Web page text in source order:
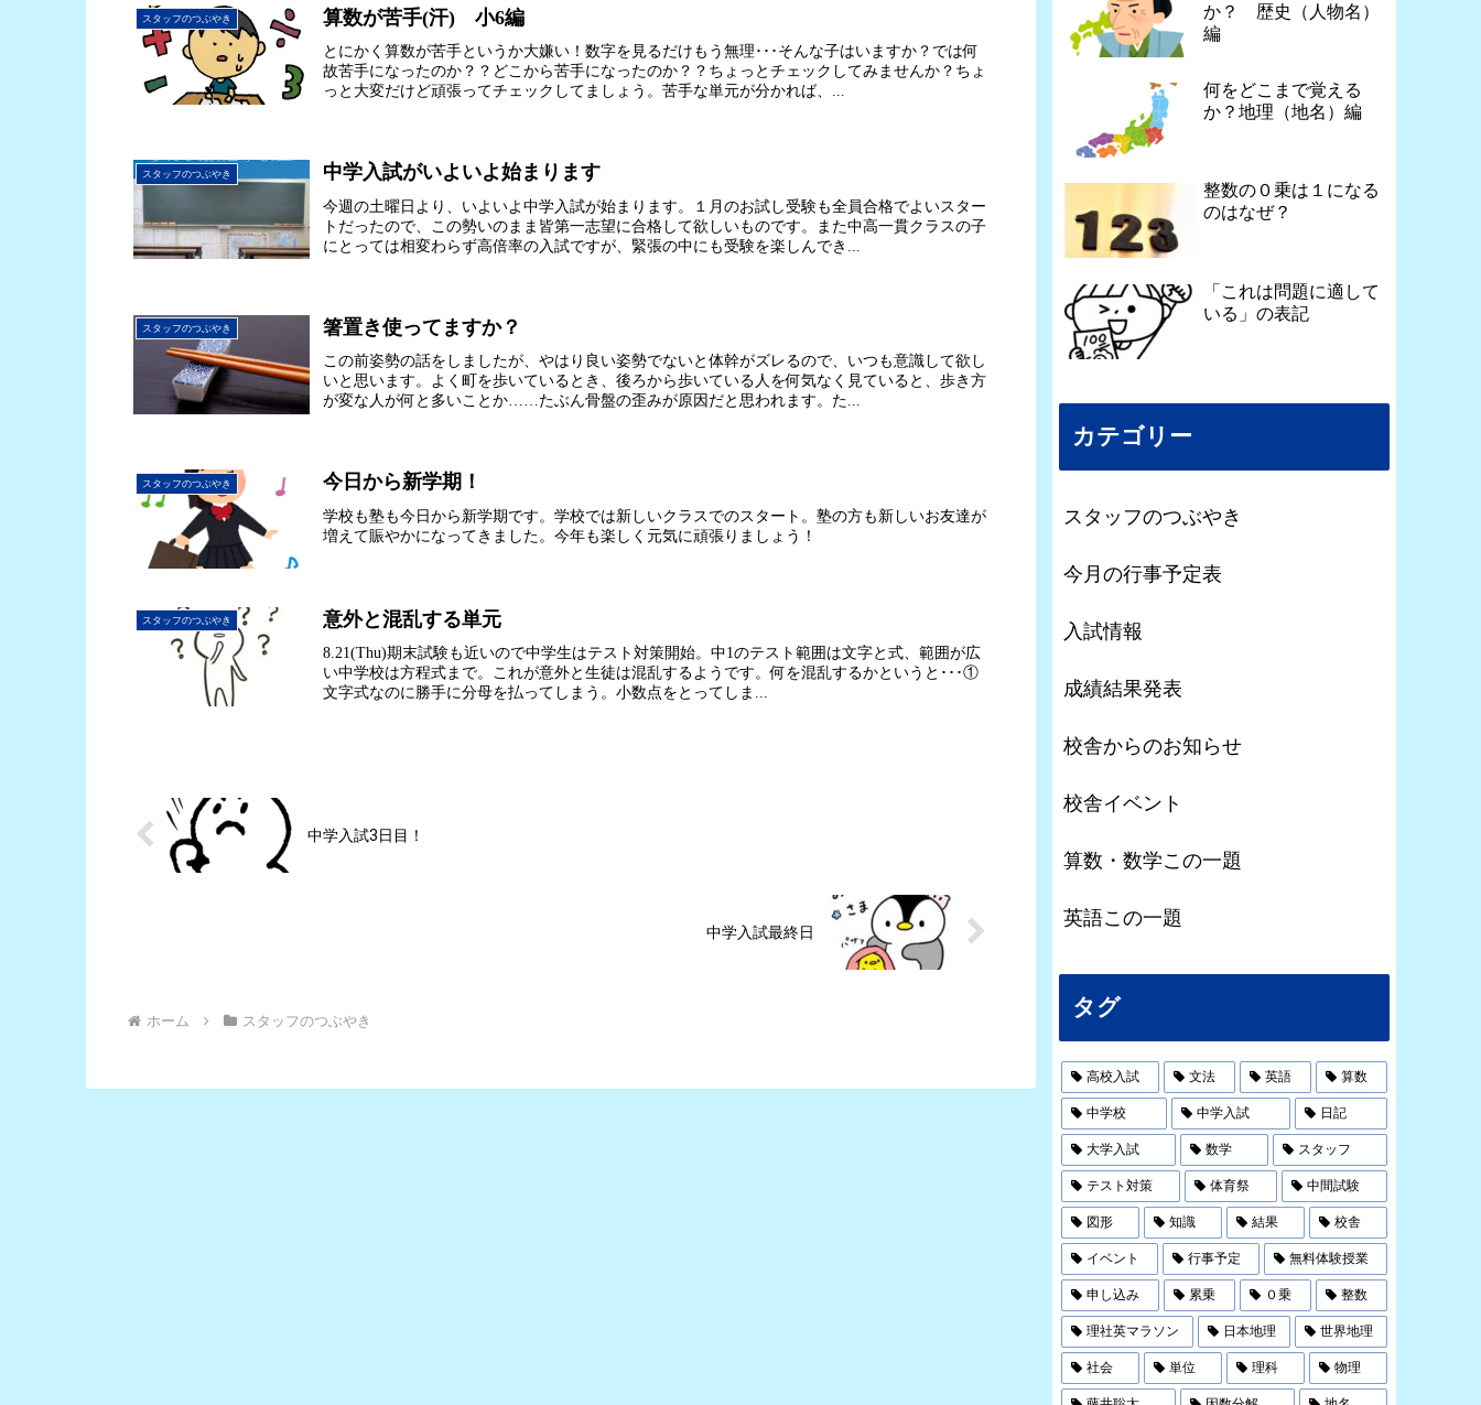
スタッフのつぶやき 算数が苦手(汗) 小6編
とにかく算数が苦手というか大嫌い！数字を見るだけもう無理･･･そんな子はいますか？では何
故苦手になったのか？？どこから苦手になったのか？？ちょっとチェックしてみませんか？ちょ
っと大変だけど頑張ってチェックしてましょう。苦手な単元が分かれば、...
スタッフのつぶやき 中学入試がいよいよ始まります
今週の土曜日より、いよいよ中学入試が始まります。１月のお試し受験も全員合格でよいスター
トだったので、この勢いのまま皆第一志望に合格して欲しいものです。また中高一貫クラスの子
にとっては相変わらず高倍率の入試ですが、緊張の中にも受験を楽しんでき...
スタッフのつぶやき 箸置き使ってますか？
この前姿勢の話をしましたが、やはり良い姿勢でないと体幹がズレるので、いつも意識して欲し
いと思います。よく町を歩いているとき、後ろから歩いている人を何気なく見ていると、歩き方
が変な人が何と多いことか……たぶん骨盤の歪みが原因だと思われます。た...
スタッフのつぶやき 今日から新学期！
学校も塾も今日から新学期です。学校では新しいクラスでのスタート。塾の方も新しいお友達が
増えて賑やかになってきました。今年も楽しく元気に頑張りましょう！
スタッフのつぶやき 意外と混乱する単元
8.21(Thu)期末試験も近いので中学生はテスト対策開始。中1のテスト範囲は文字と式、範囲が広
い中学校は方程式まで。これが意外と生徒は混乱するようです。何を混乱するかというと･･･①
文字式なのに勝手に分母を払ってしまう。小数点をとってしま...
中学入試3日目！
中学入試最終日
ホーム スタッフのつぶやき
か？ 歴史（人物名）
編
何をどこまで覚える
か？地理（地名）編
整数の０乗は１になる
のはなぜ？
「これは問題に適して
いる」の表記
カテゴリー
スタッフのつぶやき
今月の行事予定表
入試情報
成績結果発表
校舎からのお知らせ
校舎イベント
算数・数学この一題
英語この一題
タグ
高校入試 文法 英語 算数
中学校 中学入試 日記
大学入試 数学 スタッフ
テスト対策 体育祭 中間試験
図形 知識 結果 校舎
イベント 行事予定 無料体験授業
申し込み 累乗 ０乗 整数
理社英マラソン 日本地理 世界地理
社会 単位 理科 物理